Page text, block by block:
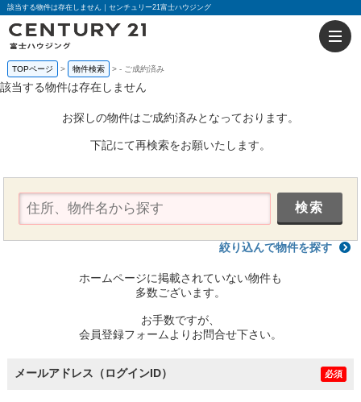
該当する物件は存在しません｜センチュリー21富士ハウジング
TOPページ 物件検索 - ご成約済み
該当する物件は存在しません
お探しの物件はご成約済みとなっております。
下記にて再検索をお願いたします。
絞り込んで物件を探す
ホームページに掲載されていない物件も
多数ございます。
お手数ですが、
会員登録フォームよりお問合せ下さい。
メールアドレス（ログインID） 必須